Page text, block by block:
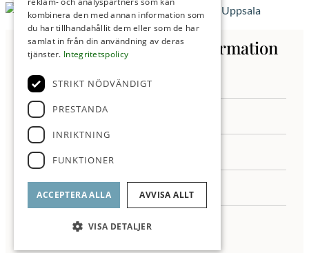
Kontakta oss för mer information
kombinera den med annan information som
du har tillhandahållit dem eller som de har
samlat in från din användning av deras
tjänster. Integritetspolicy
STRIKT NÖDVÄNDIGT
PRESTANDA
INRIKTNING
FUNKTIONER
ACCEPTERA ALLA AVVISA ALLT
VISA DETALJER